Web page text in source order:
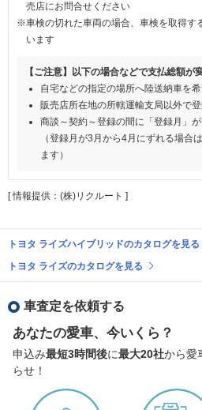
売店にお問合せください
※車検の切れた車両の場合、車検を取得す
います
【ご注意】以下の場合などで支払総額が
自宅などの指定の場所へ陸送納車を
販売店所在地の所轄運輸支局以外で
商談～契約～登録の間に「登録月」
（登録月が3月から4月にずれる場合
ます）
[ 情報提供：(株)リクルート ]
トヨタ ライズハイブリッドのカタログを見る
トヨタ ライズのカタログを見る
車査定を依頼する
あなたの愛車、今いくら？
申込み最短3時間後に最大20社から愛
らせ！